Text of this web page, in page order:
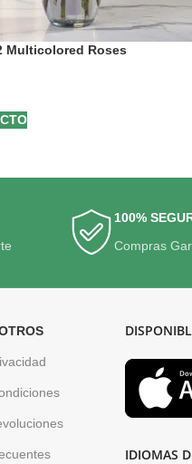
Multicolored Roses
100%
Compras
IDIOMAS